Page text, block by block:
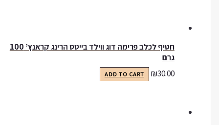
חטיף לכלב פרימה דוג ווילד בייטס הרינג קראנץ’ 100
גרם
₪30.00
ADD TO CART